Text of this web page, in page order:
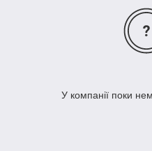
У компанії поки